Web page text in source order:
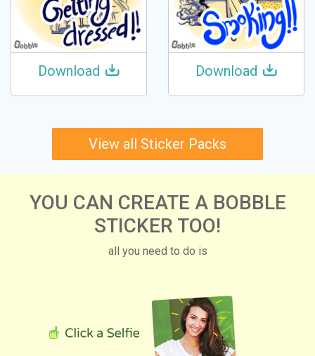
Download Download
View all Sticker Packs
YOU CAN CREATE A BOBBLE
STICKER TOO!
all you need to do is